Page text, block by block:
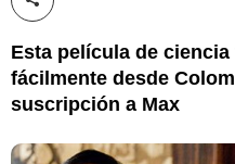
Compartir esta noticia
Esta película de
fácilmente desde
suscripción a Max